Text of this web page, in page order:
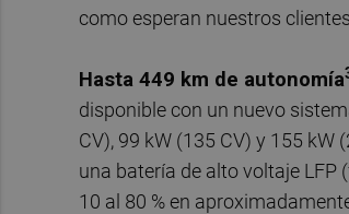
como esperan nuestros
Hasta 449 km de autonomía
disponible con un nuevo
CV), 99 kW (135 CV) y 155 kW
una batería de alto voltaje LFP
10 al 80 % en